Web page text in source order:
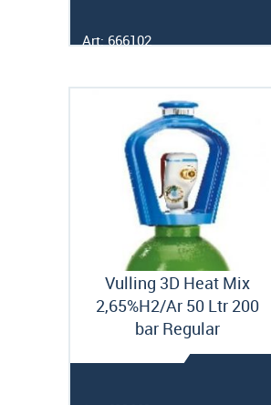
Art: 666102
Vulling 3D Heat Mix
2,65%H2/Ar 50 Ltr 200
bar Regular